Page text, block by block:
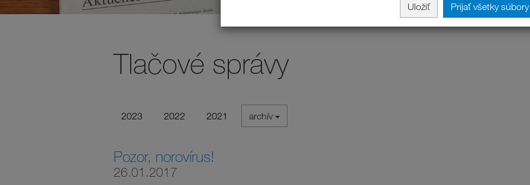
Tlačové správy
2023 2022 2021 archív
Pozor, norovírus!
26.01.2017
Uložiť Prijať všetky